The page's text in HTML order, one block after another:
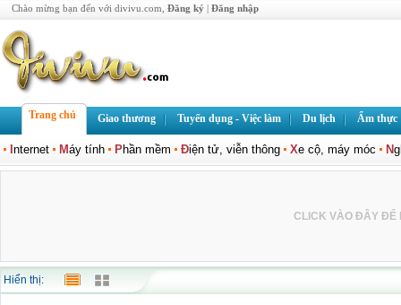
Chào mừng bạn đến với divivu.com, Đăng ký | Đăng nhập
Trang chủ Giao thương Tuyển dụng - Việc làm Du lịch Ẩm thực
nternet Máy tính Phần mềm Điện tử, viễn thông Xe cộ, máy móc N
CLICK VÀO ĐÂY ĐỂ
Hiển thị: